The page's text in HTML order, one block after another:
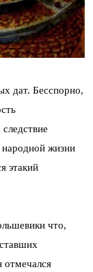
дат. Бесспорно,
народной жизни
этакий
что,
отмечался